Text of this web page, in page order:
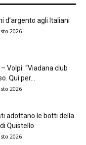
d’argento agli Italiani
2026
Volpi: “Viadana club
Qui per...
2026
adottano le botti della
Quistello
2026